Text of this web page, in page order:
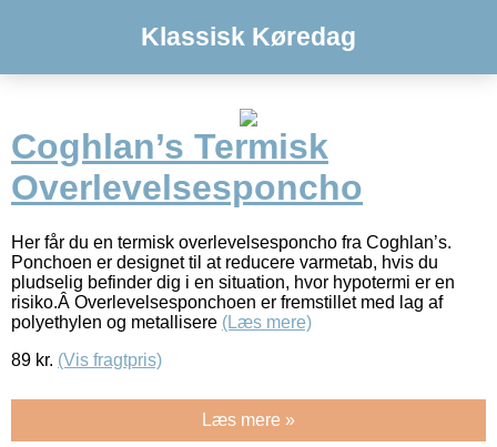
Klassisk Køredag
Coghlan’s Termisk
Overlevelsesponcho
Her får du en termisk overlevelsesponcho fra Coghlan’s.
Ponchoen er designet til at reducere varmetab, hvis du
pludselig befinder dig i en situation, hvor hypotermi er en
risiko.Â Overlevelsesponchoen er fremstillet med lag af
polyethylen og metallisere (Læs mere)
89 kr. (Vis fragtpris)
Læs mere »